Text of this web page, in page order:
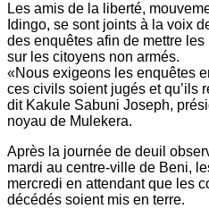
Les amis de la liberté,
Idingo, se sont joints à la voix
des enquêtes afin de mettre
sur les citoyens non armés.
«Nous exigeons les enquêtes
ces civils soient jugés et qu’ils
dit Kakule Sabuni Joseph,
noyau de Mulekera.
Après la journée de deuil
mardi au centre-ville de Beni,
mercredi en attendant que les
décédés soient mis en terre.